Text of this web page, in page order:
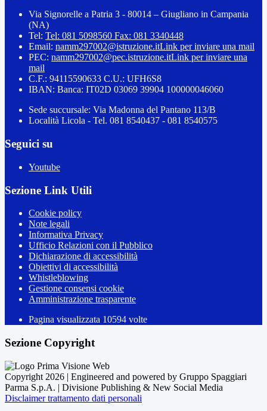
Via Signorelle a Patria 3 - 80014 – Giugliano in Campania
(NA)
Tel: Tel: 081 5098560 Fax: 081 3340448
Email: namm297002@istruzione.itLink per inviare una mail
PEC: namm297002@pec.istruzione.itLink per inviare una
mail
C.F.: 94115590633 C.U.: UFH6S8
IBAN: Banca: IT02D 03069 39904 100000046060
Sede succursale: Via Madonna del Pantano 113/B
Località Licola - Tel. 081 8540437 - 081 8540575
Seguici su
Youtube
Sezione Link Utili
Cookie policy
Note legali
Informativa Privacy
Ufficio Relazioni con il Pubblico
Dichiarazione di accessibilità
Obiettivi di accessibilità
Whistleblowing
Gestione consensi cookie
Amministrazione trasparente
Pagina visualizzata 10594 volte
Sezione Copyright
Copyright 2026 | Engineered and powered by Gruppo Spaggiari
Parma S.p.A. | Divisione Publishing & New Social Media
Disclaimer trattamento dati personali